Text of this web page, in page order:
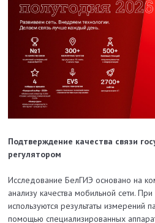
Подтверждение качества связи
регулятором
Исследование БелГИЭ основано на
анализу качества мобильной сети.
используются результаты измерений
помощью специализированных